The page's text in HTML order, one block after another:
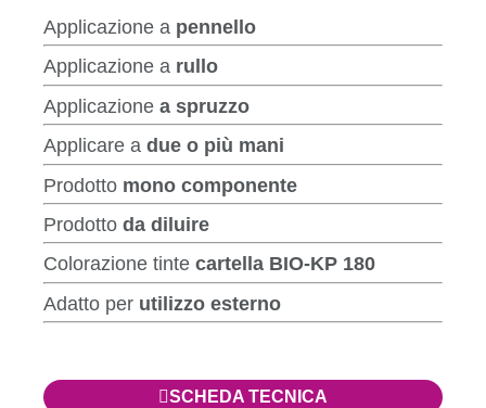
Applicazione a pennello
Applicazione a rullo
Applicazione a spruzzo
Applicare a due o più mani
Prodotto mono componente
Prodotto da diluire
Colorazione tinte cartella BIO-KP 180
Adatto per utilizzo esterno
SCHEDA TECNICA